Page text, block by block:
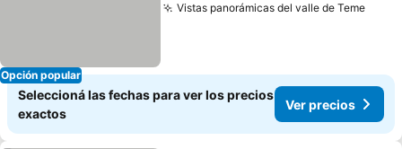
Opción popular
Vistas panorámicas del valle de TemeVer
Seleccioná las fechas para ver los precios
exactos
Ver precios